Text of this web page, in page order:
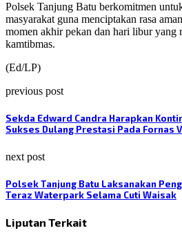
Polsek Tanjung Batu berkomitmen
masyarakat guna menciptakan rasa
momen akhir pekan dan hari libur yang
kamtibmas.
(Ed/LP)
previous post
Sekda Edward Candra Harapkan
Sukses Dulang Prestasi Pada Fornas
next post
Polsek Tanjung Batu Laksanakan
Teraz Waterpark Selama Cuti Waisak
Liputan Terkait